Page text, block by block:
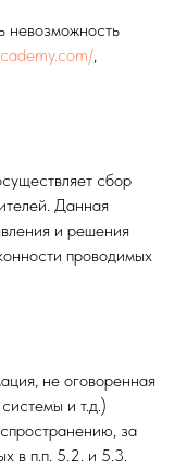
невозможность
,
сбор
Данная
и решения
проводимых
не оговоренная
и т.д.)
за
в п.п. 5.2. и 5.3.